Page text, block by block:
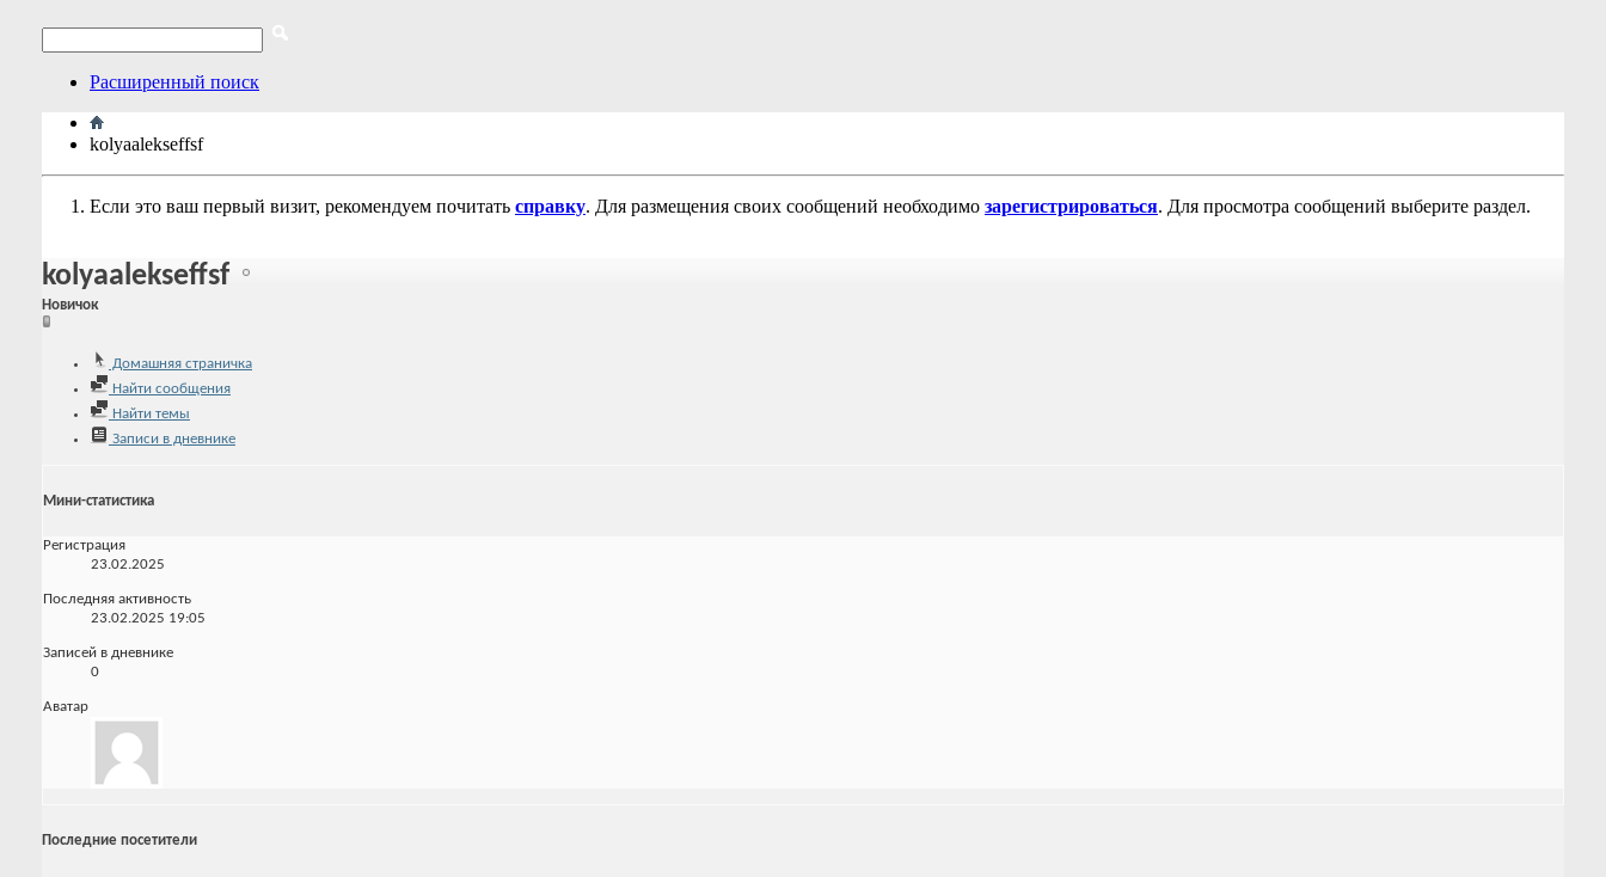
Расширенный поиск
kolyaalekseffsf
Если это ваш первый визит, рекомендуем почитать справку. Для размещения своих сообщений необходимо зарегистрироваться. Для просмотра сообщений выберите раздел.
kolyaalekseffsf
Новичок
Домашняя страничка
Найти сообщения
Найти темы
Записи в дневнике
Мини-статистика
Регистрация
23.02.2025
Последняя активность
23.02.2025 19:05
Записей в дневнике
0
Аватар
Последние посетители